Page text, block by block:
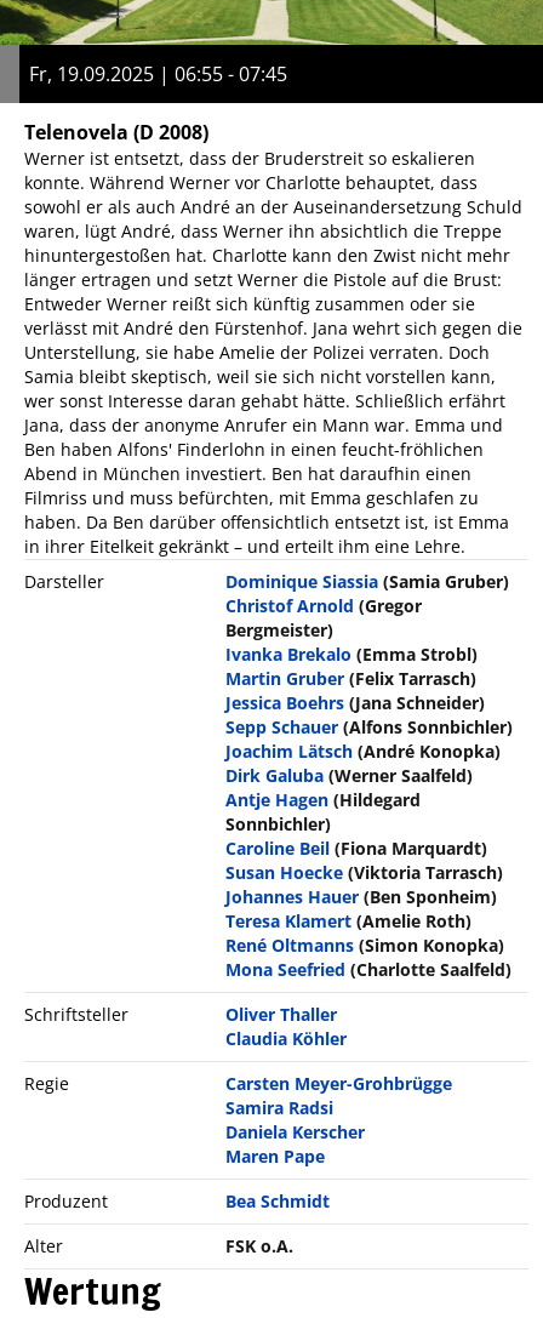
Fr, 19.09.2025 | 06:55 - 07:45
Telenovela (D 2008)
Werner ist entsetzt, dass der Bruderstreit so eskalieren
konnte. Während Werner vor Charlotte behauptet, dass
sowohl er als auch André an der Auseinandersetzung Schuld
waren, lügt André, dass Werner ihn absichtlich die Treppe
hinuntergestoßen hat. Charlotte kann den Zwist nicht mehr
länger ertragen und setzt Werner die Pistole auf die Brust:
Entweder Werner reißt sich künftig zusammen oder sie
verlässt mit André den Fürstenhof. Jana wehrt sich gegen die
Unterstellung, sie habe Amelie der Polizei verraten. Doch
Samia bleibt skeptisch, weil sie sich nicht vorstellen kann,
wer sonst Interesse daran gehabt hätte. Schließlich erfährt
Jana, dass der anonyme Anrufer ein Mann war. Emma und
Ben haben Alfons' Finderlohn in einen feucht-fröhlichen
Abend in München investiert. Ben hat daraufhin einen
Filmriss und muss befürchten, mit Emma geschlafen zu
haben. Da Ben darüber offensichtlich entsetzt ist, ist Emma
in ihrer Eitelkeit gekränkt – und erteilt ihm eine Lehre.
Darsteller
Dominique Siassia (Samia Gruber)
Christof Arnold (Gregor
Bergmeister)
Ivanka Brekalo (Emma Strobl)
Martin Gruber (Felix Tarrasch)
Jessica Boehrs (Jana Schneider)
Sepp Schauer (Alfons Sonnbichler)
Joachim Lätsch (André Konopka)
Dirk Galuba (Werner Saalfeld)
Antje Hagen (Hildegard
Sonnbichler)
Caroline Beil (Fiona Marquardt)
Susan Hoecke (Viktoria Tarrasch)
Johannes Hauer (Ben Sponheim)
Teresa Klamert (Amelie Roth)
René Oltmanns (Simon Konopka)
Mona Seefried (Charlotte Saalfeld)
Schriftsteller
Oliver Thaller
Claudia Köhler
Regie
Carsten Meyer-Grohbrügge
Samira Radsi
Daniela Kerscher
Maren Pape
Produzent
Bea Schmidt
Alter
FSK o.A.
Wertung